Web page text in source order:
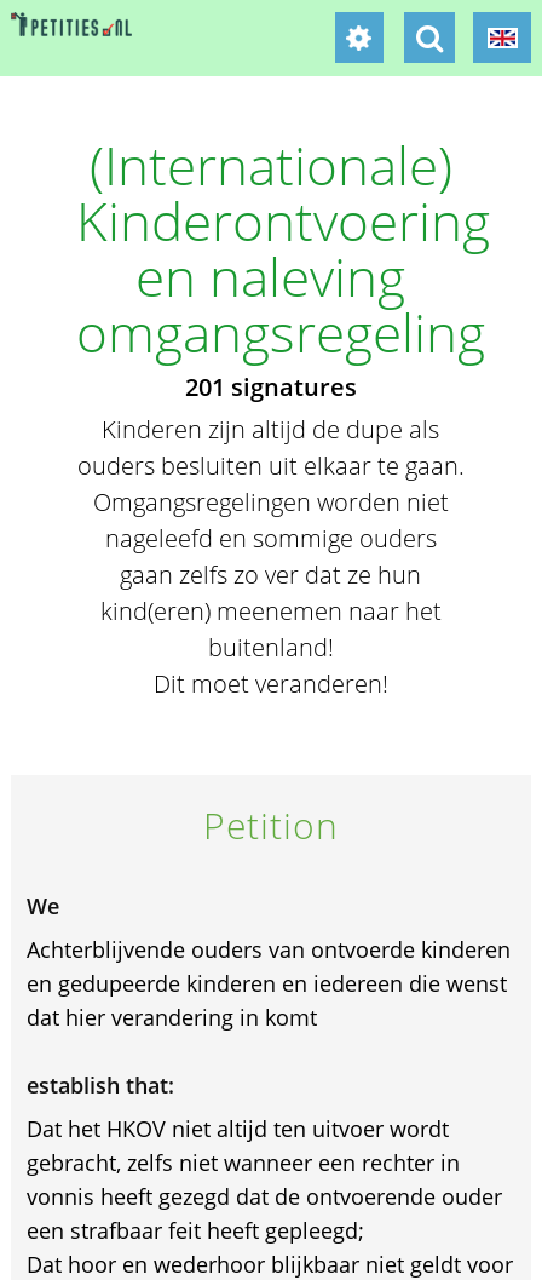
(Internationale)
Kinderontvoering
en naleving
omgangsregeling
201 signatures
Kinderen zijn altijd de dupe als
ouders besluiten uit elkaar te gaan.
Omgangsregelingen worden niet
nageleefd en sommige ouders
gaan zelfs zo ver dat ze hun
kind(eren) meenemen naar het
buitenland!
Dit moet veranderen!
Petition
We
Achterblijvende ouders van ontvoerde kinderen
en gedupeerde kinderen en iedereen die wenst
dat hier verandering in komt
establish that:
Dat het HKOV niet altijd ten uitvoer wordt
gebracht, zelfs niet wanneer een rechter in
vonnis heeft gezegd dat de ontvoerende ouder
een strafbaar feit heeft gepleegd;
Dat hoor en wederhoor blijkbaar niet geldt voor